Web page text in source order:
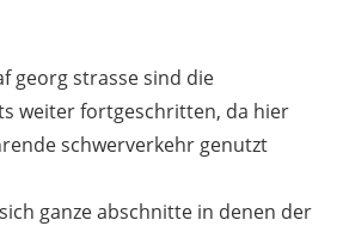
georg strasse sind die
weiter fortgeschritten, da hier
schwerverkehr genutzt
ganze abschnitte in denen der